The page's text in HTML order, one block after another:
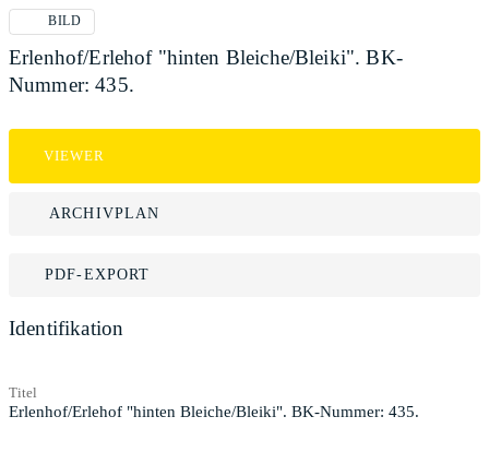
BILD
Erlenhof/Erlehof "hinten Bleiche/Bleiki". BK-
Nummer: 435.
VIEWER
ARCHIVPLAN
PDF-EXPORT
Identifikation
Titel
Erlenhof/Erlehof "hinten Bleiche/Bleiki". BK-Nummer: 435.